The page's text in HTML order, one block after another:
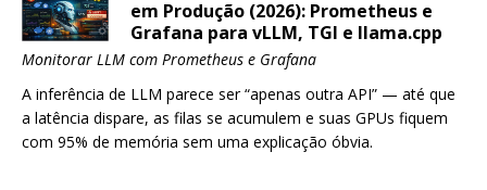
em Produção (2026): Prometheus e
Grafana para vLLM, TGI e llama.cpp
Monitorar LLM com Prometheus e Grafana
A inferência de LLM parece ser “apenas outra API” — até que
a latência dispare, as filas se acumulem e suas GPUs fiquem
com 95% de memória sem uma explicação óbvia.